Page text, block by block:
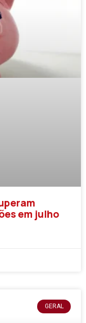
em julho
GERAL